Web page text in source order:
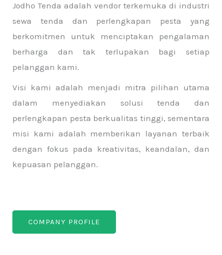
Jodho Tenda adalah vendor terkemuka di industri
sewa tenda dan perlengkapan pesta yang
berkomitmen untuk menciptakan pengalaman
berharga dan tak terlupakan bagi setiap
pelanggan kami.
Visi kami adalah menjadi mitra pilihan utama
dalam menyediakan solusi tenda dan
perlengkapan pesta berkualitas tinggi, sementara
misi kami adalah memberikan layanan terbaik
dengan fokus pada kreativitas, keandalan, dan
kepuasan pelanggan.
COMPANY PROFILE